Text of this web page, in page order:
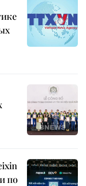
по